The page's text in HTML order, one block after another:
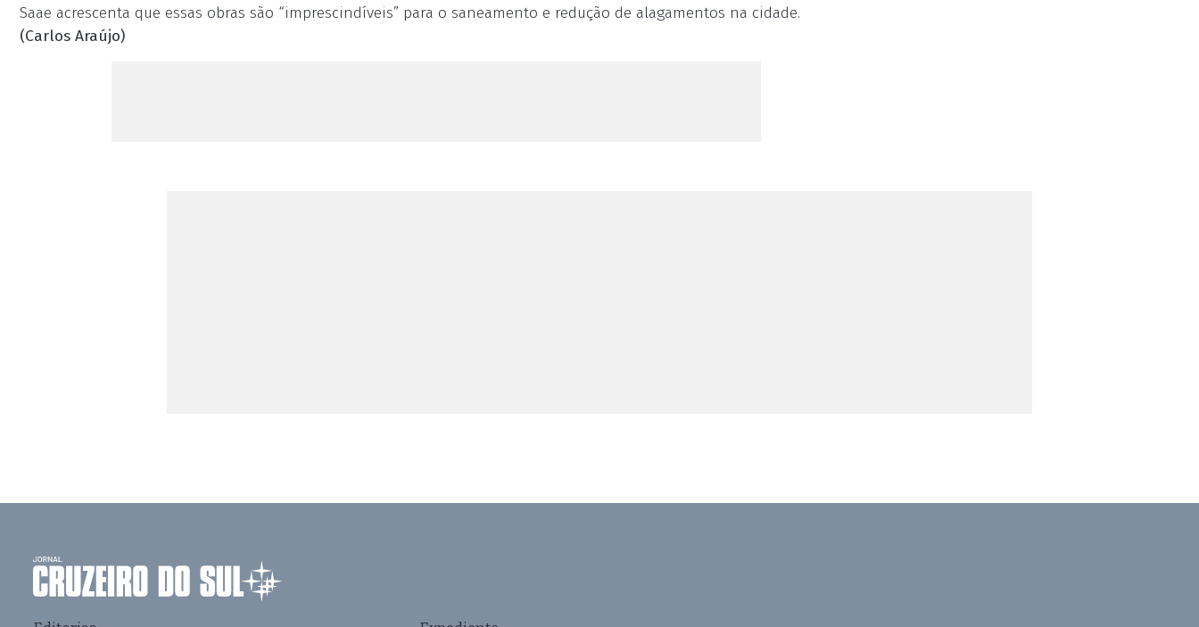
Saae acrescenta que essas obras são “imprescindíveis” para o saneamento e redução de alagamentos na cidade.
(Carlos Araújo)